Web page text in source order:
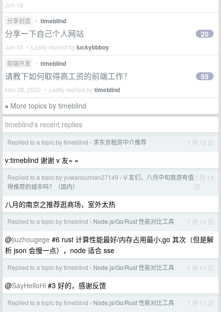
Jun 18
分享创造
• timeblind
分享一下自己个人网站
Jun 16 • Lastly replied byluckybbboy
20
前端开发 • timeblind
请教下如何取得高工资的前端工作？
Nov 28, 2022 • Lastly replied bytimeblind
55
» More topics by timeblind
timeblind's recent replies
Replied to a topic by timeblind › 求东京租房中介推荐 7 月 15 日
v:timeblind 谢谢 v 友= =
Replied to a topic by yuwancumian27149 › V 友们，八月中旬旅游有值
得推荐的城市吗？（国内）
7 月 13
日
八月的南京之推荐逛商场，室外太热
Replied to a topic by timeblind › Node.js/Go/Rust 性能对比工具 7 月 13 日
@jiuzhougege #6 rust 计算性能最好/内存占用最小,go 其次（但是解
析 json 会慢一点），node 适合 sse
Replied to a topic by timeblind › Node.js/Go/Rust 性能对比工具 7 月 11 日
@SayHelloHi #3 好的，感谢反馈
Replied to a topic by timeblind › Node.js/Go/Rust 性能对比工具 7 月 11 日